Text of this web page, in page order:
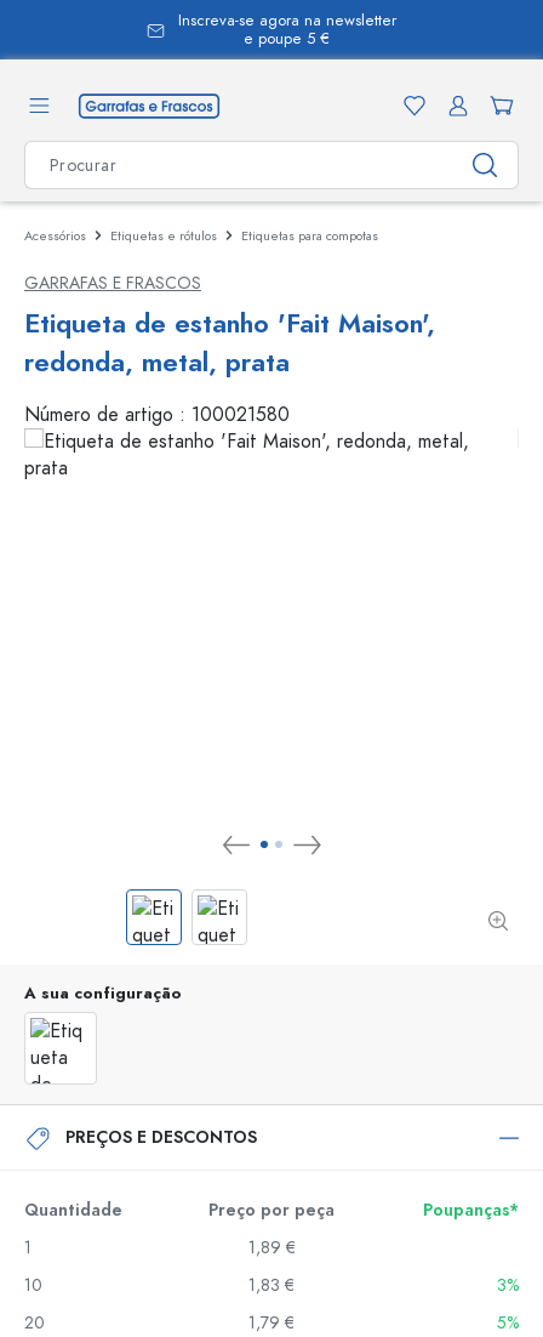
Inscreva-se agora na newsletter
e poupe 5 €
Acessórios Etiquetas e rótulos Etiquetas para compotas
GARRAFAS E FRASCOS
Etiqueta de estanho 'Fait Maison',
redonda, metal, prata
Número de artigo : 100021580
A sua configuração
PREÇOS E DESCONTOS
Quantidade Preço por peça
Poupanças*
1
1,89 €
10
1,83 €
3%
20
1,79 €
5%